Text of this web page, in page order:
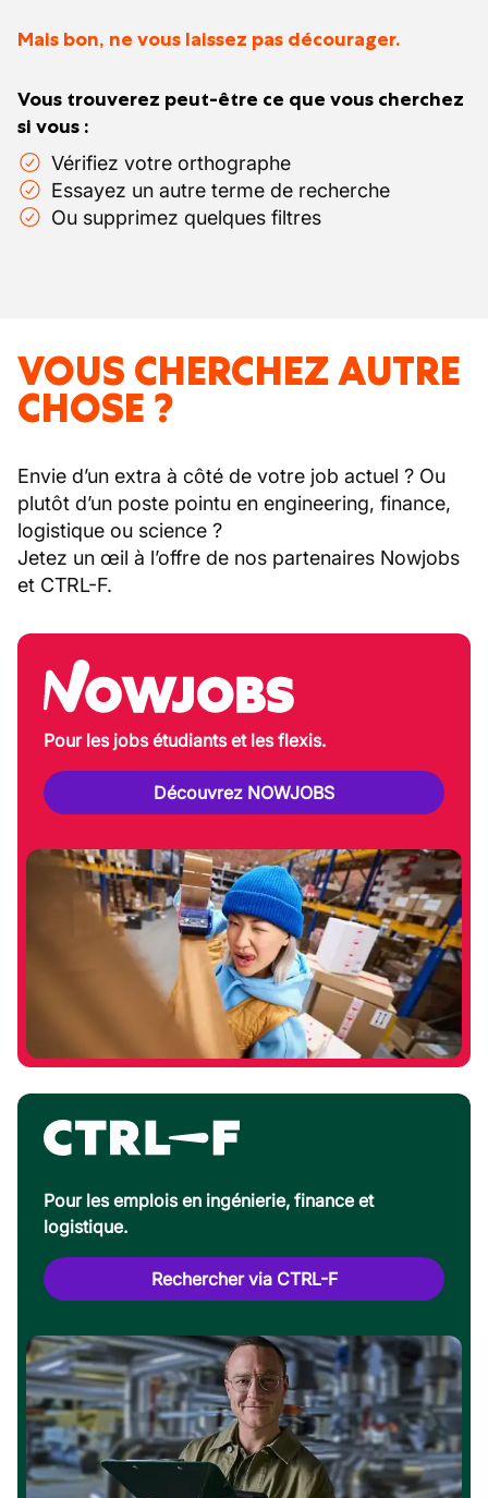
Mais bon, ne vous laissez pas décourager.
Vous trouverez peut-être ce que vous cherchez
si vous :
Vérifiez votre orthographe
Essayez un autre terme de recherche
Ou supprimez quelques filtres
VOUS CHERCHEZ AUTRE
CHOSE ?
Envie d’un extra à côté de votre job actuel ? Ou
plutôt d’un poste pointu en engineering, finance,
logistique ou science ?
Jetez un œil à l’offre de nos partenaires Nowjobs
et CTRL-F.
Pour les jobs étudiants et les flexis.
Découvrez NOWJOBS
Pour les emplois en ingénierie, finance et
logistique.
Rechercher via CTRL-F